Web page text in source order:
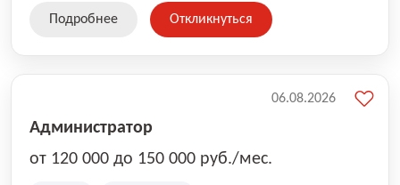
Подробнее Откликнуться
Администратор
от 120 000 до 150 000 руб./мес.
06.08.2026